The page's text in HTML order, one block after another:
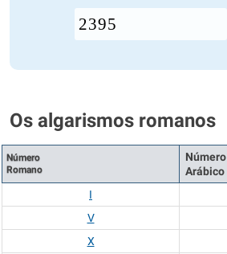
Os algarismos romanos
Número
Romano
Número
Arábico
I
V
X